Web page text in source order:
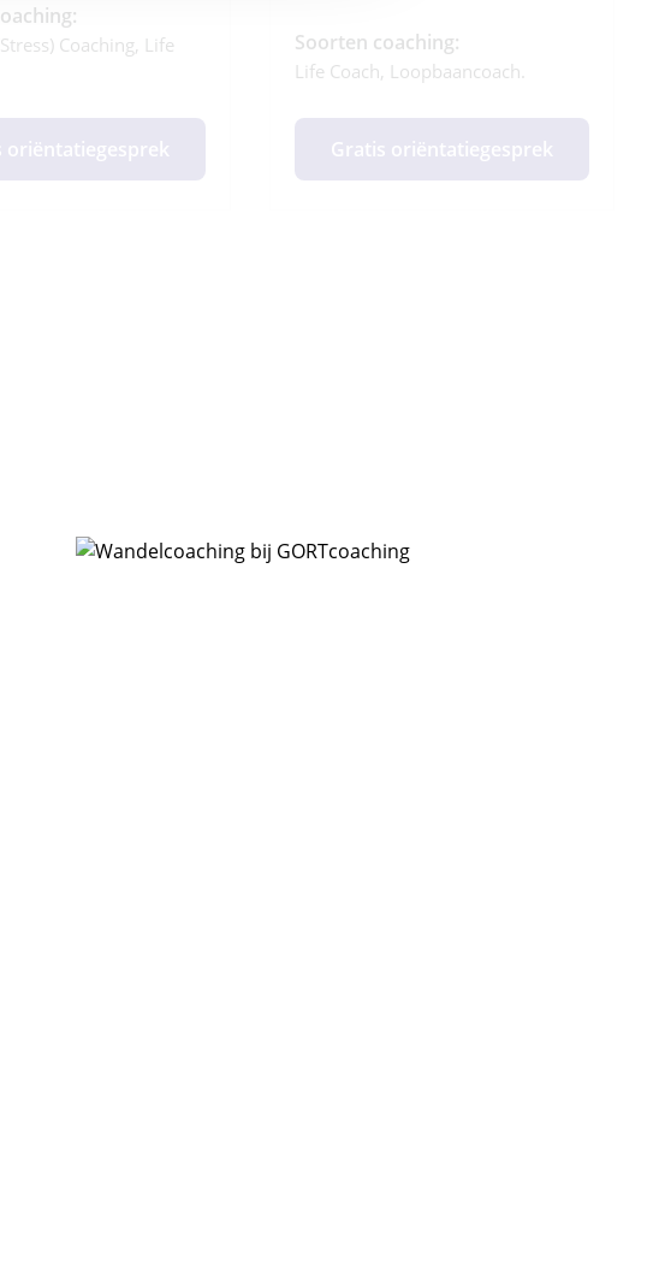
Coaching, Life
oriëntatiegesprek
Soorten coaching:
Life Coach, Loopbaancoach.
Gratis oriëntatiegesprek